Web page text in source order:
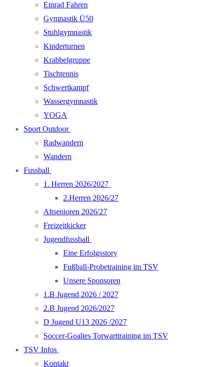
Einrad Fahren
Gymnastik Ü50
Stuhlgymnastik
Kinderturnen
Krabbelgruppe
Tischtennis
Schwertkampf
Wassergymnastik
YOGA
Sport Outdoor
Radwandern
Wandern
Fussball
1. Herren 2026/2027
2.Herren 2026/27
Altsenioren 2026/27
Freizeitkicker
Jugendfussball
Eine Erfolgsstory
Fußball-Probetraining im TSV
Unsere Sponsoren
1.B Jugend 2026 / 2027
2.B Jugend 2026/2027
D Jugend U13 2026 /2027
Soccer-Goalies Torwarttraining im TSV
TSV Infos
Kontakt